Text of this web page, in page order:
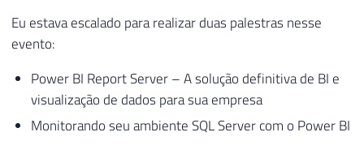
Eu estava escalado para realizar duas palestras nesse
evento:
Power BI Report Server – A solução definitiva de BI e
visualização de dados para sua empresa
Monitorando seu ambiente SQL Server com o Power BI